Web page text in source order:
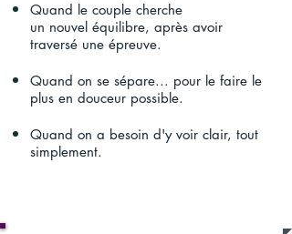
Quand le couple cherche
un nouvel équilibre, après avoir
traversé une épreuve.
Quand on se sépare... pour le faire le
plus en douceur possible.
Quand on a besoin d'y voir clair, tout
simplement.